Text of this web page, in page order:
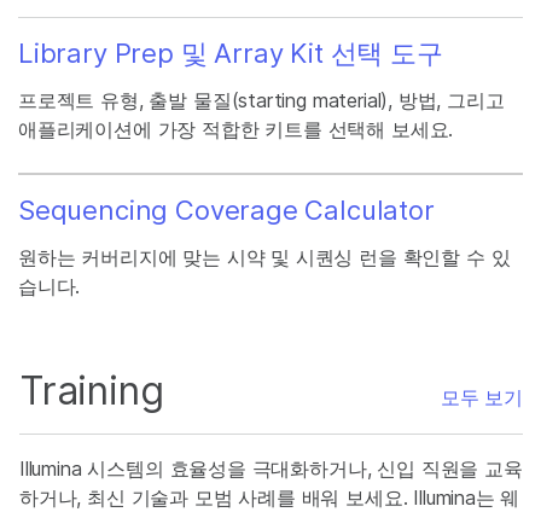
Library Prep 및 Array Kit 선택 도구
프로젝트 유형, 출발 물질(starting material), 방법, 그리고
애플리케이션에 가장 적합한 키트를 선택해 보세요.
Sequencing Coverage Calculator
원하는 커버리지에 맞는 시약 및 시퀀싱 런을 확인할 수 있
습니다.
Training 모두 보기
Illumina 시스템의 효율성을 극대화하거나, 신입 직원을 교육
하거나, 최신 기술과 모범 사례를 배워 보세요. Illumina는 웨